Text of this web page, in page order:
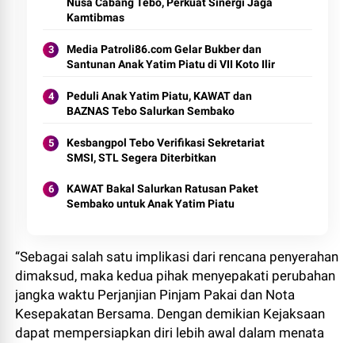
Kamtibmas
Media Patroli86.com Gelar Bukber dan
Santunan Anak Yatim Piatu di VII Koto Ilir
Peduli Anak Yatim Piatu, KAWAT dan
BAZNAS Tebo Salurkan Sembako
Kesbangpol Tebo Verifikasi Sekretariat
SMSI, STL Segera Diterbitkan
KAWAT Bakal Salurkan Ratusan Paket
Sembako untuk Anak Yatim Piatu
“Sebagai salah satu implikasi dari rencana penyerahan
dimaksud, maka kedua pihak menyepakati perubahan
jangka waktu Perjanjian Pinjam Pakai dan Nota
Kesepakatan Bersama. Dengan demikian Kejaksaan
dapat mempersiapkan diri lebih awal dalam menata